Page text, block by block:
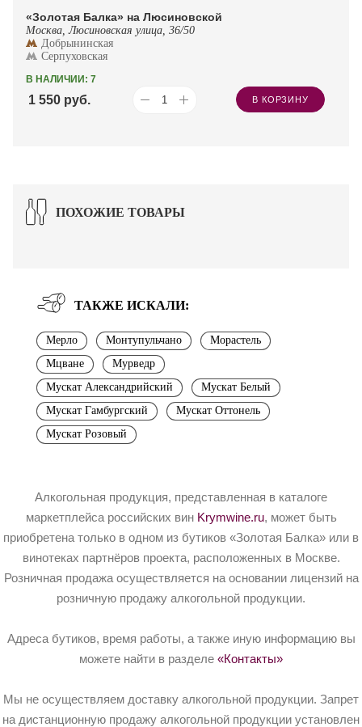
«Золотая Балка» на Люсиновской
Москва, Люсиновская улица, 36/50
Добрынинская
Серпуховская
В НАЛИЧИИ: 7
1 550 руб. В КОРЗИНУ
ПОХОЖИЕ ТОВАРЫ
ТАКЖЕ ИСКАЛИ:
Мерло Монтупульчано
Морастель
Мцване
Мурведр
Мускат Александрийский
Мускат Белый
Мускат Гамбургский
Мускат Оттонель
Мускат Розовый
Алкогольная продукция, представленная в каталоге
маркетплейса российских вин Krymwine.ru, может быть
приобретена только в одном из бутиков «Золотая Балка» или в
винотеках партнёров проекта, расположенных в Москве.
Розничная продажа осуществляется на основании лицензий на
розничную продажу алкогольной продукции.
Адреса бутиков, время работы, а также иную информацию вы
можете найти в разделе «Контакты»
Мы не осуществляем доставку алкогольной продукции. Запрет
на дистанционную продажу алкогольной продукции установлен